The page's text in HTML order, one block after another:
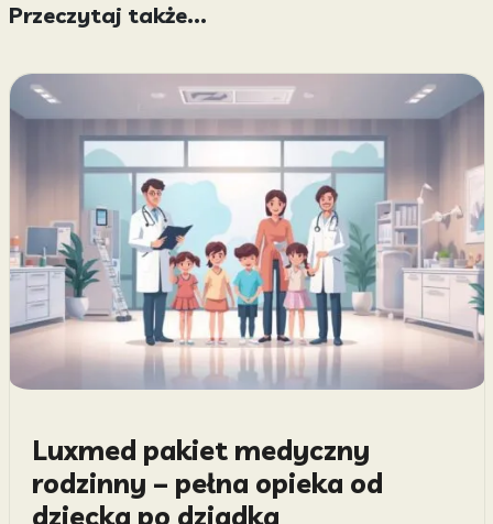
Przeczytaj także...
Luxmed pakiet medyczny
rodzinny – pełna opieka od
dziecka po dziadka